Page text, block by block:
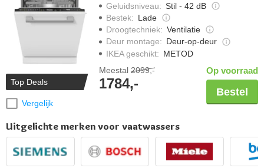
Top Deals
Vergelijk
Geluidsniveau: Stil - 42 dB
Bestek: Lade
Droogtechniek: Ventilatie
Deur montage: Deur-op-deur
IKEA geschikt: METOD
Meestal 2099,-
1784,-
Op voorraad
Bestel
Uitgelichte merken voor vaatwassers